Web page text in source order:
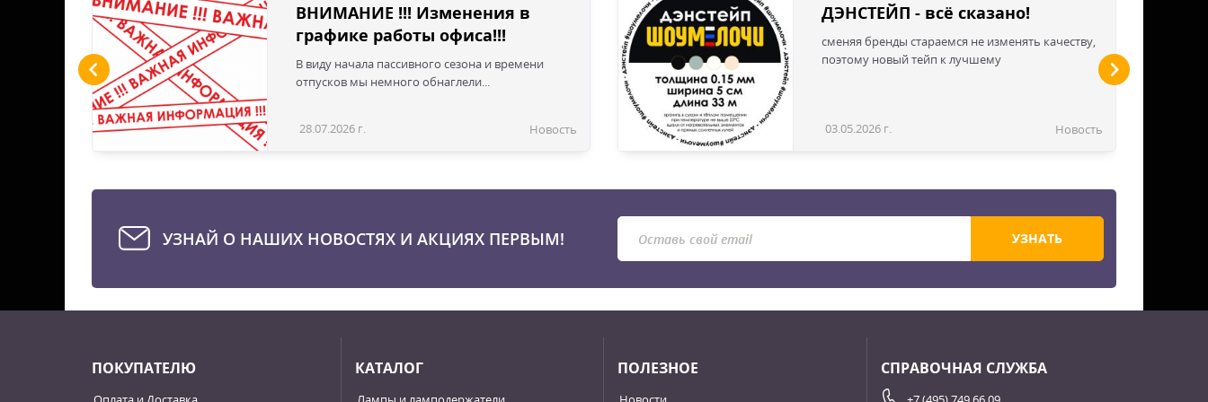
ВНИМАНИЕ !!! Изменения в
графике работы офиса!!!
В виду начала пассивного сезона и времени
отпусков мы немного обнаглели...
28.07.2026 г. Новость
ДЭНСТЕЙП - всё сказано!
сменяя бренды стараемся не изменять качеству,
поэтому новый тейп к лучшему
03.05.2026 г. Новость
УЗНАЙ О НАШИХ НОВОСТЯХ И АКЦИЯХ ПЕРВЫМ! УЗНАТЬ
ПОКУПАТЕЛЮ КАТАЛОГ ПОЛЕЗНОЕ СПРАВОЧНАЯ СЛУЖБА